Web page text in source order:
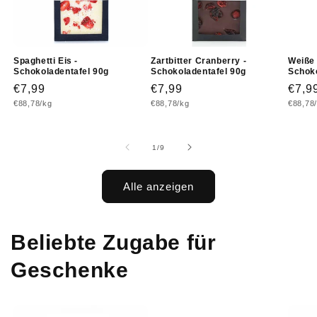
Spaghetti Eis -
Schokoladentafel 90g
Normaler
Preis
€7,99
Grundpreis
€88,78/kg
Zartbitter Cranberry -
Schokoladentafel 90g
Normaler
Preis
€7,99
Grundpreis
€88,78/kg
Preis
1/von
9
Alle anzeigen
Beliebte Zugabe für
Geschenke